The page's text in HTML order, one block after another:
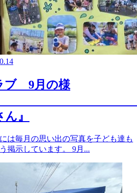
ブ 9月の様
』
は毎月の思い出の写真を子ども達も
掲示しています。 9月...